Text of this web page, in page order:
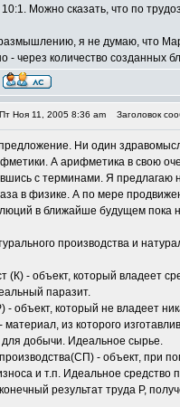
Можно сказать, что по
я не думаю, что
- через количество созданных
Ноя 11, 2005 8:36 am Заголовок
Ни один
А арифметика в свою
с терминами. Я предлагаю
в физике. А по мере
в ближайше будущем пока
производства и
(К) - объект, который владеет
паразит.
- объект, который не владеет
из которого
для добычи. Идеальное сырье.
- объект, при
и т.п. Идеальное средство
результат труда Р,